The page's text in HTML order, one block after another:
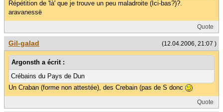
Répétition de 'là' que je trouve un peu maladroite (Ici-bas?)?.
aravanessë
Quote
(12.04.2006, 21:07 )
Gil-galad
Argonsth a écrit :
Crébains du Pays de Dun
Un Craban (forme non attestée), des Crebain (pas de S donc
Quote